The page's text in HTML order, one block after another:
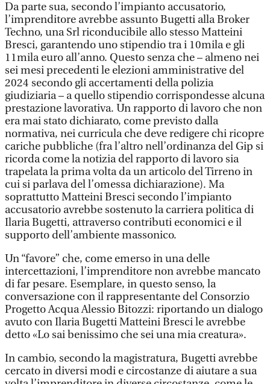
Da parte sua, secondo l’impianto accusatorio,
l’imprenditore avrebbe assunto Bugetti alla Broker
Techno, una Srl riconducibile allo stesso Matteini
Bresci, garantendo uno stipendio tra i 10mila e gli
11mila euro all’anno. Questo senza che – almeno nei
sei mesi precedenti le elezioni amministrative del
2024 secondo gli accertamenti della polizia
giudiziaria – a quello stipendio corrispondesse alcuna
prestazione lavorativa. Un rapporto di lavoro che non
era mai stato dichiarato, come previsto dalla
normativa, nei curricula che deve redigere chi ricopre
cariche pubbliche (fra l’altro nell’ordinanza del Gip si
ricorda come la notizia del rapporto di lavoro sia
trapelata la prima volta da un articolo del Tirreno in
cui si parlava del l’omessa dichiarazione). Ma
soprattutto Matteini Bresci secondo l’impianto
accusatorio avrebbe sostenuto la carriera politica di
Ilaria Bugetti, attraverso contributi economici e il
supporto dell’ambiente massonico.
Un “favore” che, come emerso in una delle
intercettazioni, l’imprenditore non avrebbe mancato
di far pesare. Esemplare, in questo senso, la
conversazione con il rappresentante del Consorzio
Progetto Acqua Alessio Bitozzi: riportando un dialogo
avuto con Ilaria Bugetti Matteini Bresci le avrebbe
detto «Lo sai benissimo che sei una mia creatura».
In cambio, secondo la magistratura, Bugetti avrebbe
cercato in diversi modi e circostanze di aiutare a sua